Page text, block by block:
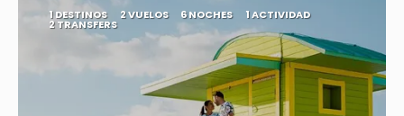
1 DESTINOS 2 VUELOS 6 NOCHES 1 ACTIVIDAD
2 TRANSFERS